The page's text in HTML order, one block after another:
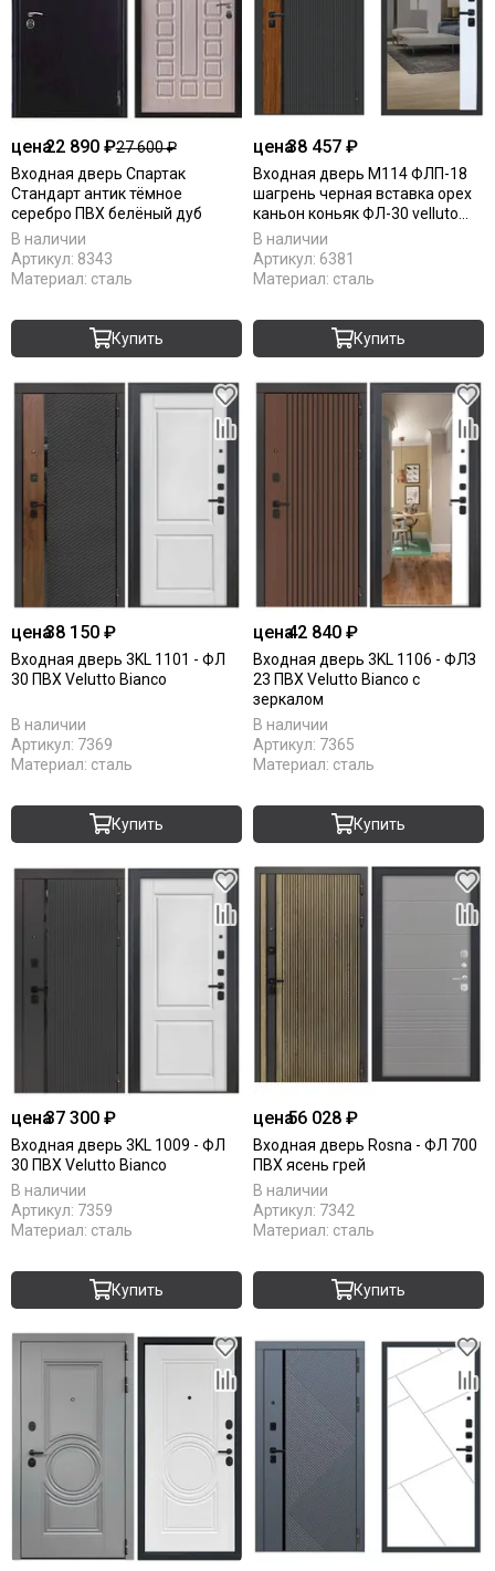
цена22 890 ₽27 600 ₽
Входная дверь Спартак
Стандарт антик тёмное
серебро ПВХ белёный дуб
В наличии
Артикул: 8343
Материал: сталь
Купить
цена38 457 ₽
Входная дверь М114 ФЛП-18
шагрень черная вставка орех
каньон коньяк ФЛ-30 velluto
bianco
В наличии
Артикул: 6381
Материал: сталь
Купить
цена38 150 ₽
Входная дверь 3KL 1101 - ФЛ
30 ПВХ Velutto Bianco
В наличии
Артикул: 7369
Материал: сталь
Купить
цена42 840 ₽
Входная дверь 3KL 1106 - ФЛЗ
23 ПВХ Velutto Bianco с
зеркалом
В наличии
Артикул: 7365
Материал: сталь
Купить
цена37 300 ₽
Входная дверь 3KL 1009 - ФЛ
30 ПВХ Velutto Bianco
В наличии
Артикул: 7359
Материал: сталь
Купить
цена56 028 ₽
Входная дверь Rosna - ФЛ 700
ПВХ ясень грей
В наличии
Артикул: 7342
Материал: сталь
Купить